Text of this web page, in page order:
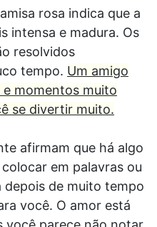
rosa indica que a
intensa e madura. Os
resolvidos
tempo. Um amigo
momentos muito
se divertir muito.
afirmam que há algo
em palavras ou
depois de muito tempo
você. O amor está